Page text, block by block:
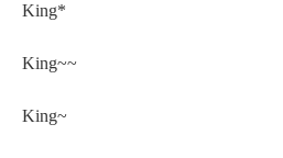
King*
King~~
King~